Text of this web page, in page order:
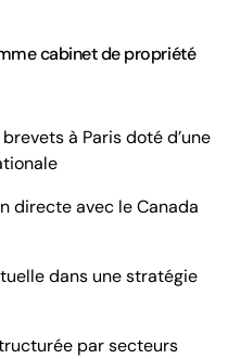
cabinet de propriété
à Paris doté d’une
directe avec le Canada
dans une stratégie
par secteurs